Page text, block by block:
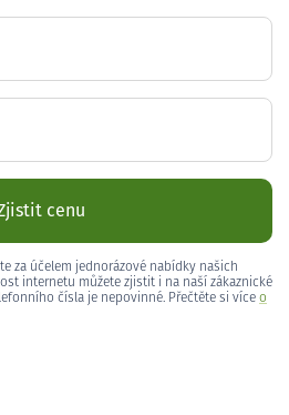
cenu
za účelem jednorázové nabídky našich
internetu můžete zjistit i na naší zákaznické
čísla je nepovinné. Přečtěte si více o